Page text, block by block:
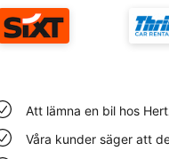
Att lämna en bil hos
Våra kunder säger att